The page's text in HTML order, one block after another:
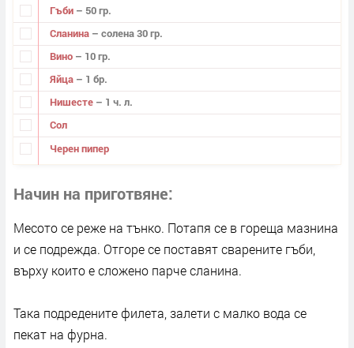
Гъби – 50 гр.
Сланина – солена 30 гр.
Вино – 10 гр.
Яйца – 1 бр.
Нишесте – 1 ч. л.
Сол
Черен пипер
Начин на приготвяне
Месото се реже на тънко. Потапя се в гореща мазнина
и се подрежда. Отгоре се поставят сварените гъби,
върху които е сложено парче сланина.
Така подредените филета, залети с малко вода се
пекат на фурна.